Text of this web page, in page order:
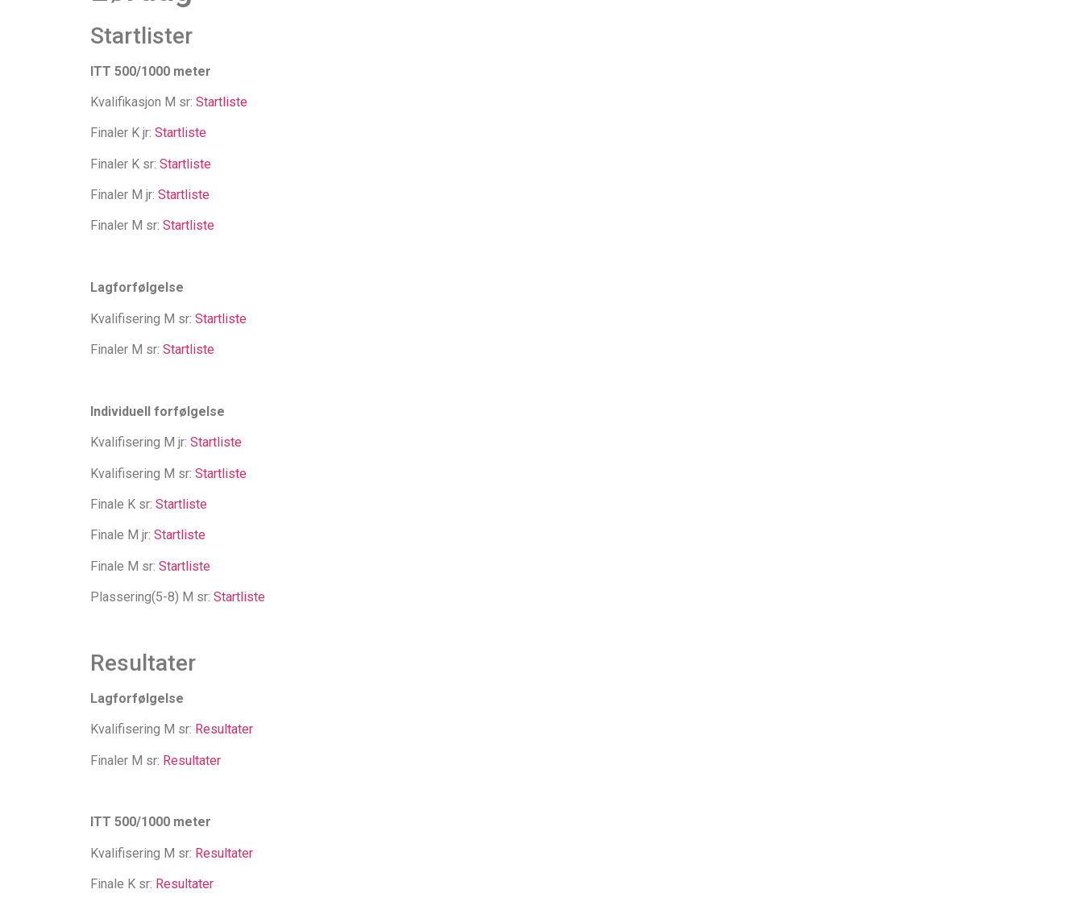
Startlister
ITT 500/1000 meter
Kvalifikasjon M sr: Startliste
Finaler K jr: Startliste
Finaler K sr: Startliste
Finaler M jr: Startliste
Finaler M sr: Startliste
Lagforfølgelse
Kvalifisering M sr: Startliste
Finaler M sr: Startliste
Individuell forfølgelse
Kvalifisering M jr: Startliste
Kvalifisering M sr: Startliste
Finale K sr: Startliste
Finale M jr: Startliste
Finale M sr: Startliste
Plassering(5-8) M sr: Startliste
Resultater
Lagforfølgelse
Kvalifisering M sr: Resultater
Finaler M sr: Resultater
ITT 500/1000 meter
Kvalifisering M sr: Resultater
Finale K sr: Resultater